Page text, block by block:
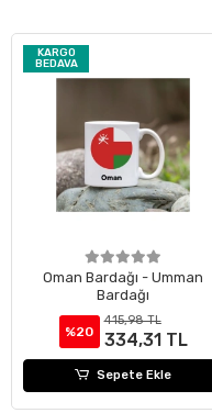
KARGO
BEDAVA
Oman Bardağı - Umman
Bardağı
%20
415,98 TL
334,31 TL
Sepete Ekle